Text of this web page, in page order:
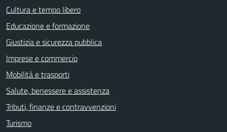
Cultura e tempo libero
Educazione e formazione
Giustizia e sicurezza pubblica
Imprese e commercio
Mobilità e trasporti
Salute, benessere e assistenza
Tributi, finanze e contravvenzioni
Turismo